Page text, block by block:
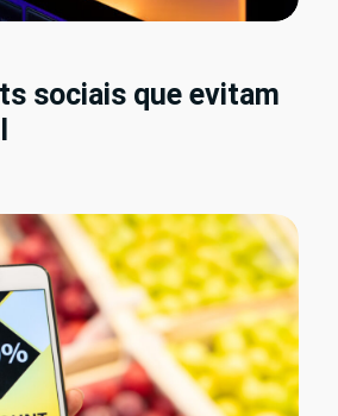
sociais que evitam